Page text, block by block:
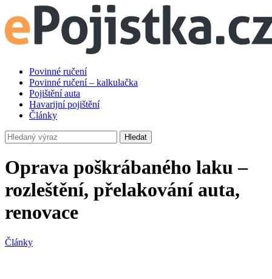
Povinné ručení
Povinné ručení – kalkulačka
Pojištění auta
Havarijní pojištění
Články
Hledat
Oprava poškrábaného laku –
rozleštění, přelakování auta,
renovace
Články